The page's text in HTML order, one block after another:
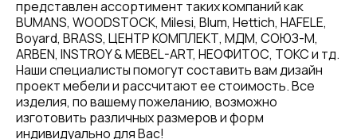
представлен ассортимент таких компаний как
BUMANS, WOODSTOCK, Milesi, Blum, Hettich, HAFELE,
Boyard, BRASS, ЦЕНТР КОМПЛЕКТ, МДМ, СОЮЗ-М,
ARBEN, INSTROY & MEBEL-ART, НЕОФИТОС, ТОКС и тд.
Наши специалисты помогут составить вам дизайн
проект мебели и рассчитают ее стоимость. Все
изделия, по вашему пожеланию, возможно
изготовить различных размеров и форм
индивидуально для Вас!